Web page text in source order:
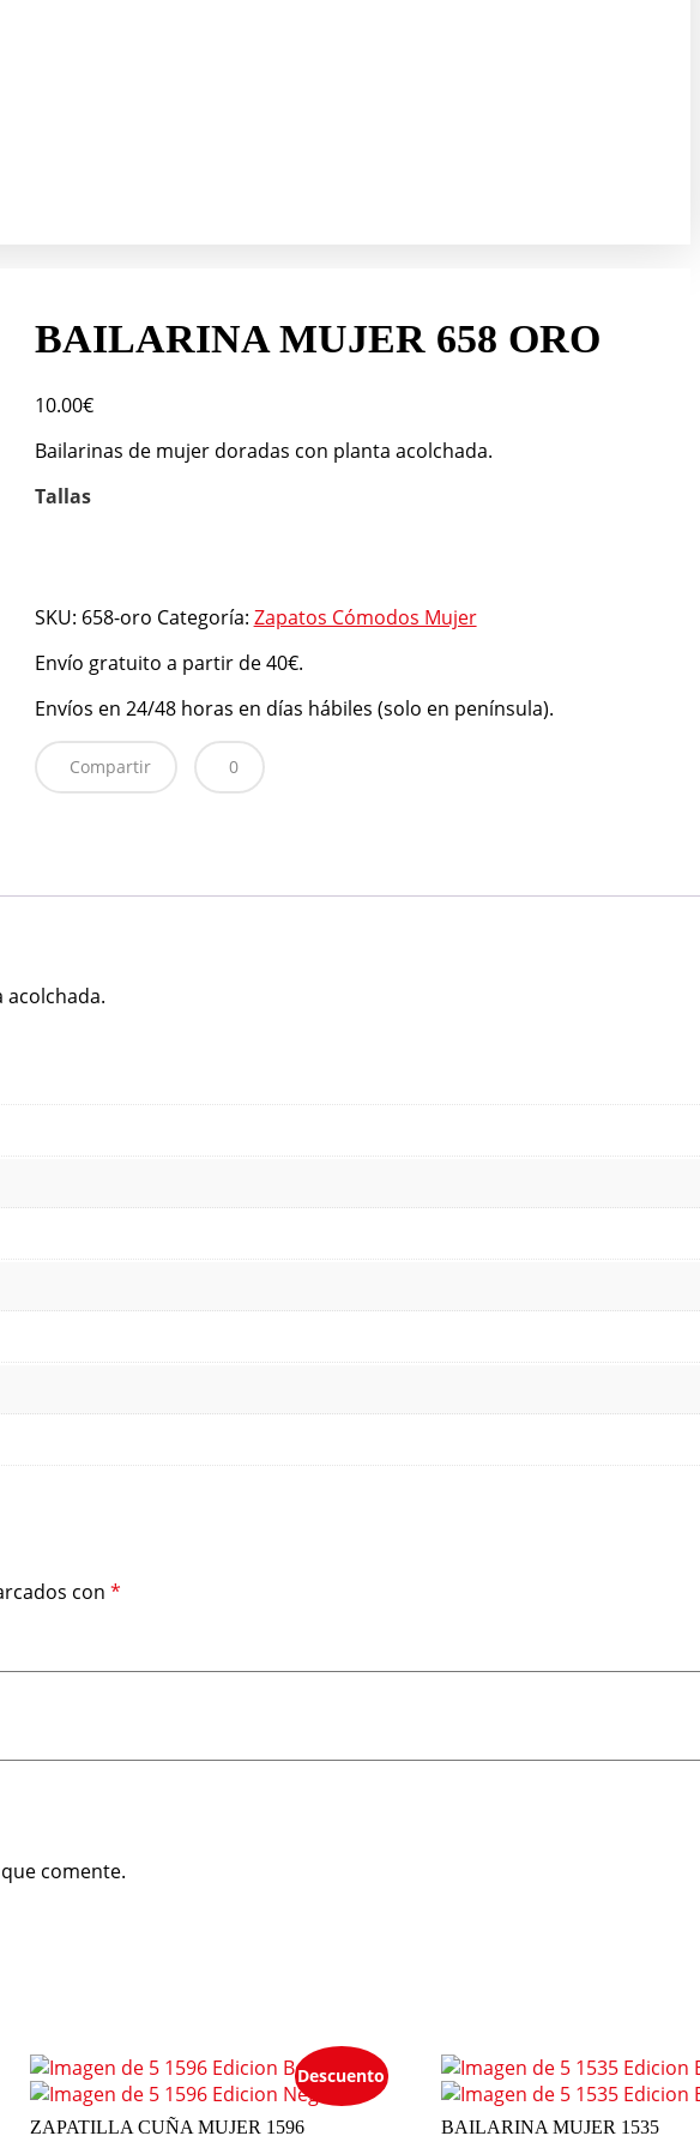
BAILARINA MUJER 658 ORO
10.00€
Bailarinas de mujer doradas con planta acolchada.
Tallas
SKU: 658-oro Categoría: Zapatos Cómodos Mujer
Envío gratuito a partir de 40€.
Envíos en 24/48 horas en días hábiles (solo en península).
Compartir 0
con *
comente.
Descuento
ZAPATILLA CUÑA MUJER 1596 BAILARINA MUJER 1535